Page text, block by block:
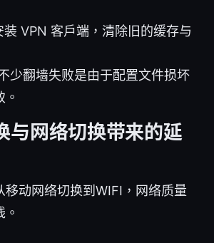
装 VPN 客户端，清除旧的缓存与
少翻墙失败是由于配置文件损坏
与网络切换带来的延
移动网络切换到WIFI，网络质量